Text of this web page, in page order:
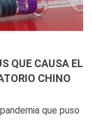
QUE CAUSA EL
CHINO
que puso